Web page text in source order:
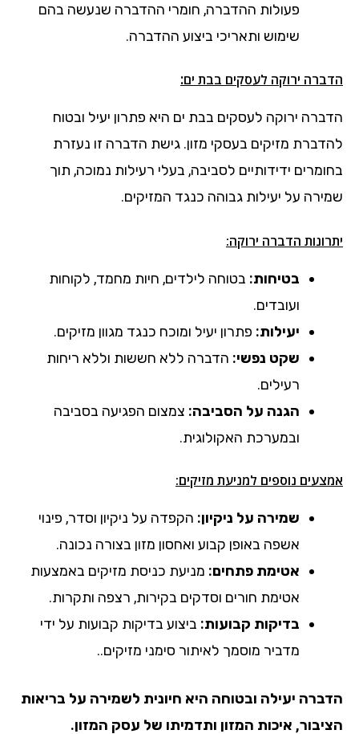
פעולות ההדברה, חומרי ההדברה שנעשה בהם
שימוש ותאריכי ביצוע ההדברה.
הדברה ירוקה לעסקים בבת ים:
הדברה ירוקה לעסקים בבת ים היא פתרון יעיל ובטוח
להדברת מזיקים בעסקי מזון. גישת הדברה זו נעזרת
בחומרים ידידותיים לסביבה, בעלי רעילות נמוכה, תוך
שמירה על יעילות גבוהה כנגד המזיקים.
יתרונות הדברה ירוקה:
בטיחות: בטוחה לילדים, חיות מחמד, לקוחות
ועובדים.
יעילות: פתרון יעיל ומוכח כנגד מגוון מזיקים.
שקט נפשי: הדברה ללא חששות וללא ריחות
רעילים.
הגנה על הסביבה: צמצום הפגיעה בסביבה
ובמערכת האקולוגית.
אמצעים נוספים למניעת מזיקים:
שמירה על ניקיון: הקפדה על ניקיון וסדר, פינוי
אשפה באופן קבוע ואחסון מזון בצורה נכונה.
אטימת פתחים: מניעת כניסת מזיקים באמצעות
אטימת חורים וסדקים בקירות, רצפה ותקרות.
בדיקות קבועות: ביצוע בדיקות קבועות על ידי
מדביר מוסמך לאיתור סימני מזיקים..
הדברה יעילה ובטוחה היא חיונית לשמירה על בריאות
הציבור, איכות המזון ותדמיתו של עסק המזון.